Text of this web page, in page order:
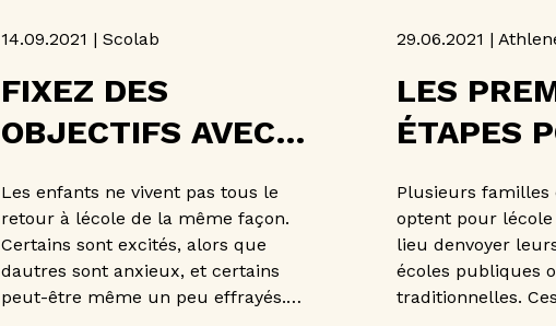
14.09.2021 | Scolab
FIXEZ DES
OBJECTIFS AVEC
Les enfants ne vivent pas tous le
retour à lécole de la même façon.
Certains sont excités, alors que
dautres sont anxieux, et certains
peut-être même un peu effrayés.
29.06.2021 |
LES
ÉTAPES
À LA
VOTRE
Plusieurs familles
optent pour
lieu denvoyer
écoles publiques
traditionnelles.